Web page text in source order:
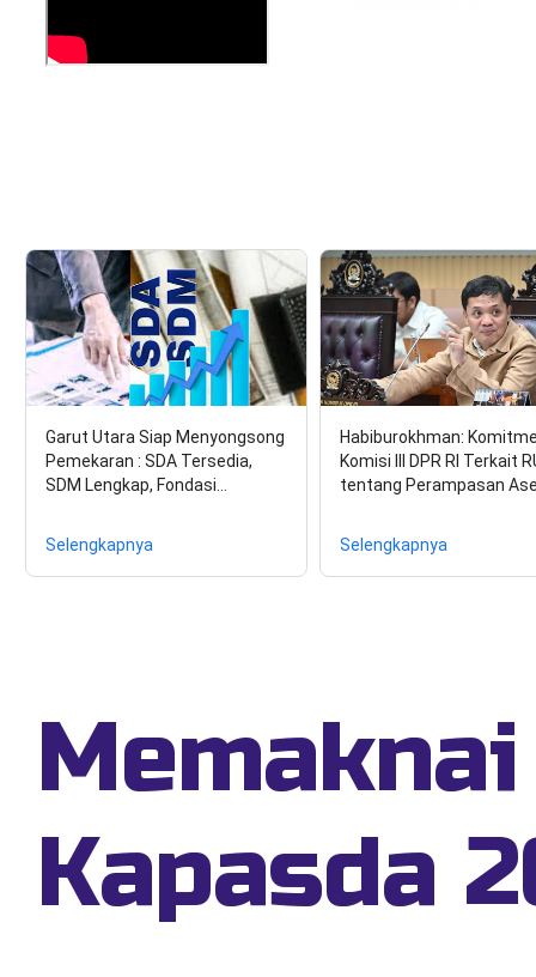
Garut Utara Siap Menyongsong
Pemekaran : SDA Tersedia,
SDM Lengkap, Fondasi…
Selengkapnya
Habiburokhman:
Komisi III DPR RI Terkait
tentang Perampasan
Selengkapnya
Kapasda